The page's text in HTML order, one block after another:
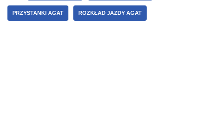
PRZYSTANKI AGAT ROZKŁAD JAZDY AGAT